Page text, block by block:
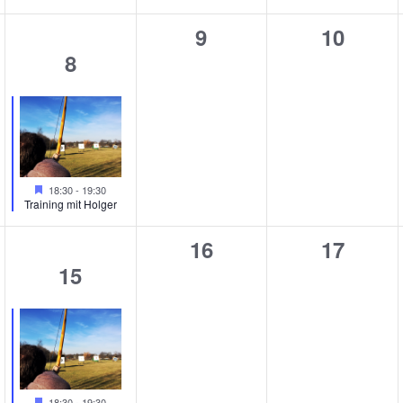
1
Veranstaltung,
8
Hervorgehoben
18:30- 19:30
Training mit Holger
0
9
0
10
1
Veranstaltung,
15
Hervorgehoben
0
16
0
17